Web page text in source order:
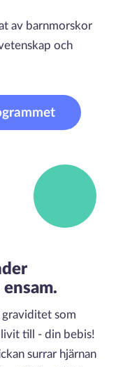
av barnmorskor
och
graviditet som
till - din bebis!
surrar hjärnan